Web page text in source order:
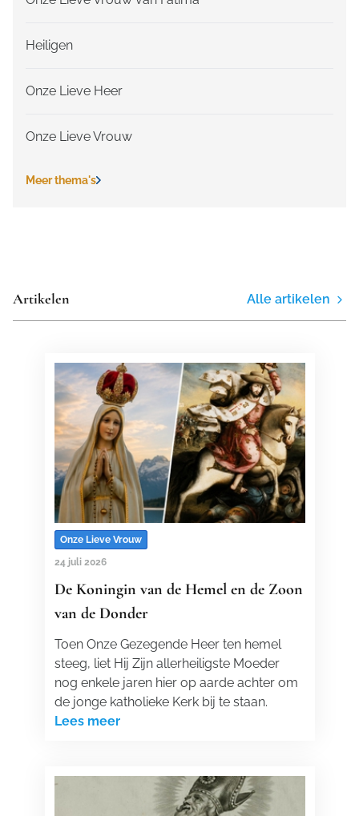
Heiligen
Onze Lieve Heer
Onze Lieve Vrouw
Meer thema's
Artikelen Alle artikelen
Onze Lieve Vrouw
24 juli 2026
De Koningin van de Hemel en de Zoon
van de Donder
Toen Onze Gezegende Heer ten hemel
steeg, liet Hij Zijn allerheiligste Moeder
nog enkele jaren hier op aarde achter om
de jonge katholieke Kerk bij te staan.
Lees meer